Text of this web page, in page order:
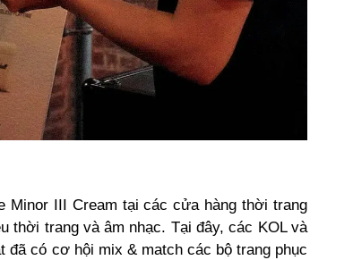
Minor III Cream tại các cửa hàng thời trang
thời trang và âm nhạc. Tại đây, các KOL và
có cơ hội mix & match các bộ trang phục